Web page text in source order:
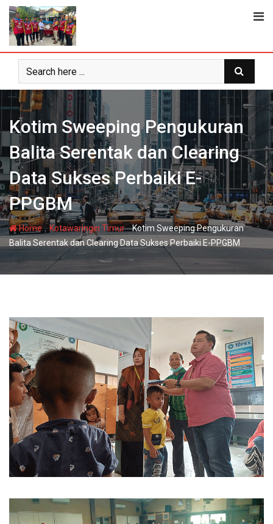
Skip
content
Kotim Sweeping Pengukuran
Balita Serentak dan Clearing
Data Sukses Perbaiki E-
PPGBM
Home-Kotawaringin Timur-Kotim Sweeping Pengukuran
Balita Serentak dan Clearing Data Sukses Perbaiki E-PPGBM